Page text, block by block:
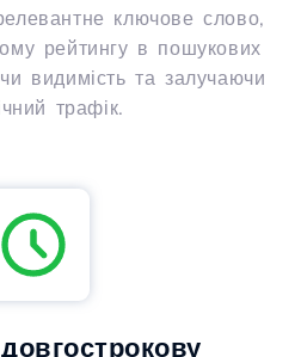
ключове слово,
рейтингу в пошукових
видимість та залучаючи
трафік.